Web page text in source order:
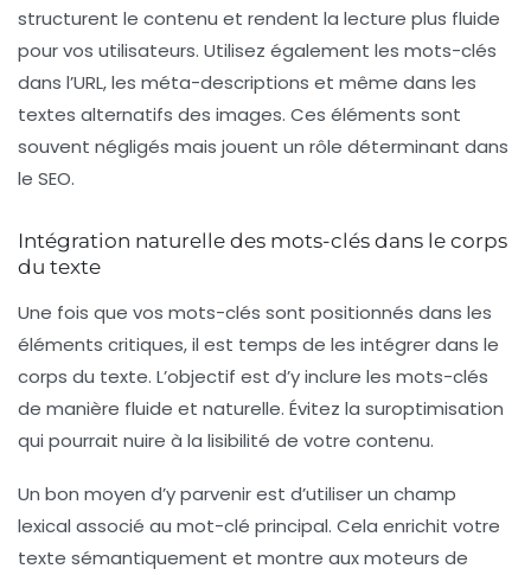
structurent le contenu et rendent la lecture plus fluide
pour vos utilisateurs. Utilisez également les mots-clés
dans l’URL, les méta-descriptions et même dans les
textes alternatifs des images. Ces éléments sont
souvent négligés mais jouent un rôle déterminant dans
le SEO.
Intégration naturelle des mots-clés dans le corps
du texte
Une fois que vos mots-clés sont positionnés dans les
éléments critiques, il est temps de les intégrer dans le
corps du texte. L’objectif est d’y inclure les mots-clés
de manière fluide et naturelle. Évitez la suroptimisation
qui pourrait nuire à la lisibilité de votre contenu.
Un bon moyen d’y parvenir est d’utiliser un champ
lexical associé au mot-clé principal. Cela enrichit votre
texte sémantiquement et montre aux moteurs de